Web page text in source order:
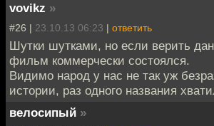
vovikz »
#26 | 23.10.13 06:23 | ответить
Шутки шутками, но если верить
фильм коммерчески состоялся.
Видимо народ у нас не так уж
истории, раз одного названия
велосипый »